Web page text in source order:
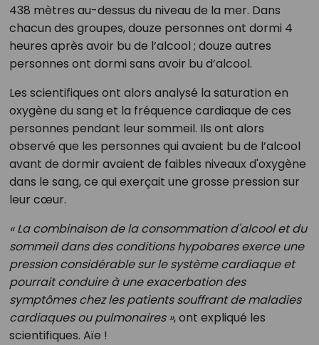
438 mètres au-dessus du niveau de la mer. Dans
chacun des groupes, douze personnes ont dormi 4
heures après avoir bu de l’alcool ; douze autres
personnes ont dormi sans avoir bu d’alcool.
Les scientifiques ont alors analysé la saturation en
oxygène du sang et la fréquence cardiaque de ces
personnes pendant leur sommeil. Ils ont alors
observé que les personnes qui avaient bu de l’alcool
avant de dormir avaient de faibles niveaux d'oxygène
dans le sang, ce qui exerçait une grosse pression sur
leur cœur.
« La combinaison de la consommation d'alcool et du
sommeil dans des conditions hypobares exerce une
pression considérable sur le système cardiaque et
pourrait conduire à une exacerbation des
symptômes chez les patients souffrant de maladies
cardiaques ou pulmonaires », ont expliqué les
scientifiques. Aïe !